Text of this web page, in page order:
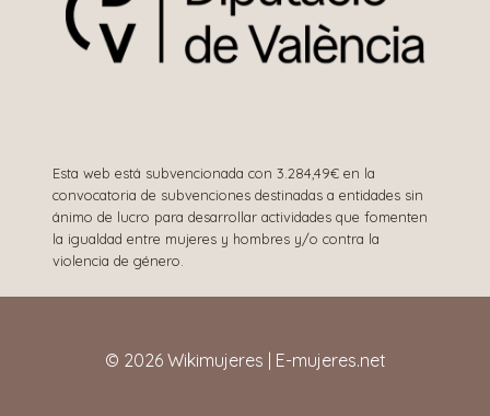
Esta web está subvencionada con 3.284,49€ en la
convocatoria de subvenciones destinadas a entidades sin
ánimo de lucro para desarrollar actividades que fomenten
la igualdad entre mujeres y hombres y/o contra la
violencia de género.
© 2026 Wikimujeres | E-mujeres.net